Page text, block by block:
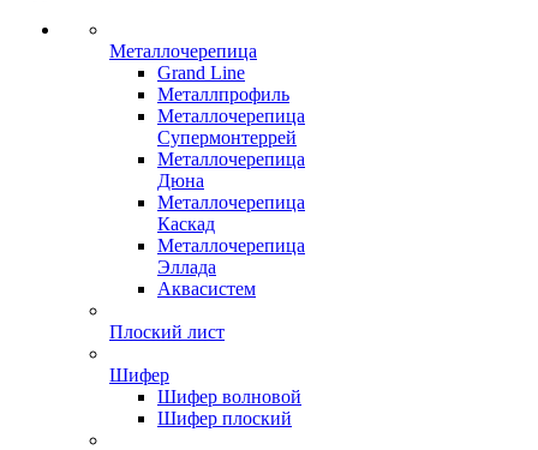
Металлочерепица
Grand Line
Металлпрофиль
Металлочерепица
Супермонтеррей
Металлочерепица
Дюна
Металлочерепица
Каскад
Металлочерепица
Эллада
Аквасистем
Плоский лист
Шифер
Шифер волновой
Шифер плоский